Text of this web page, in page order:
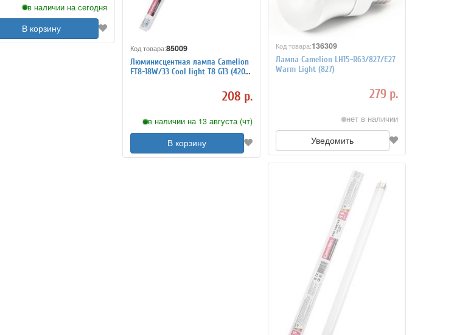
в наличии на сегодня
В корзину
Код товара:85009
Люминисцентная лампа Camelion
FT8-18W/33 Cool light T8 G13 (4200
K)
208 р.
в наличии на 13 августа (чт)
В корзину
Код товара:136309
Лампа Camelion LH15-R63/827/E27
Warm Light (827)
279 р.
нет в наличии
Уведомить